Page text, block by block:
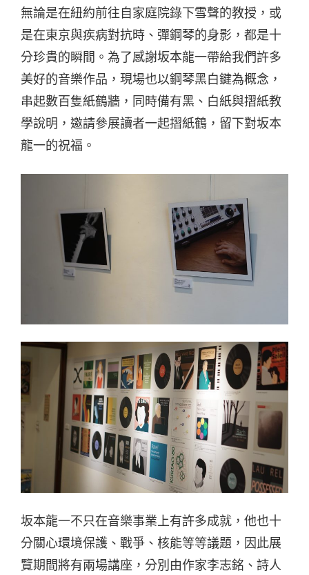
無論是在紐約前往自家庭院錄下雪聲的教授，或
是在東京與疾病對抗時、彈鋼琴的身影，都是十
分珍貴的瞬間。為了感謝坂本龍一帶給我們許多
美好的音樂作品，現場也以鋼琴黑白鍵為概念，
串起數百隻紙鶴牆，同時備有黑、白紙與摺紙教
學說明，邀請參展讀者一起摺紙鶴，留下對坂本
龍一的祝福。
坂本龍一不只在音樂事業上有許多成就，他也十
分關心環境保護、戰爭、核能等等議題，因此展
覽期間將有兩場講座，分別由作家李志銘、詩人